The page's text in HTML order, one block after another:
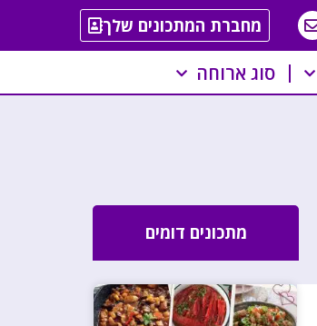
מחברת המתכונים שלך
סוג ארוחה
מתכונים דומים